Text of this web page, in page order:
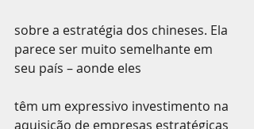
sobre a estratégia dos chineses. Ela
parece ser muito semelhante em
seu país – aonde eles
têm um expressivo investimento na
aquisição de empresas estratégicas